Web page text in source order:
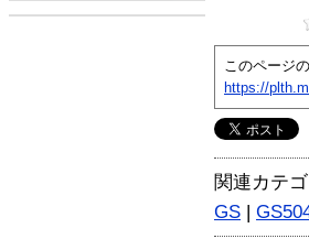
このページの
https://
関連カテゴ
GS |